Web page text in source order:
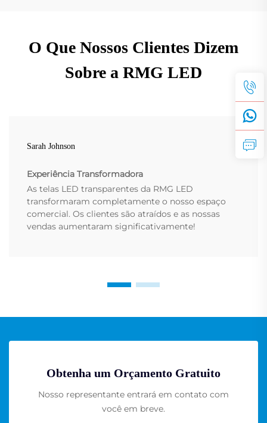
O Que Nossos Clientes Dizem
Sobre a RMG LED
Sarah Johnson
Experiência Transformadora
As telas LED transparentes da RMG LED
transformaram completamente o nosso espaço
comercial. Os clientes são atraídos e as nossas
vendas aumentaram significativamente!
Obtenha um Orçamento Gratuito
Nosso representante entrará em contato com
você em breve.